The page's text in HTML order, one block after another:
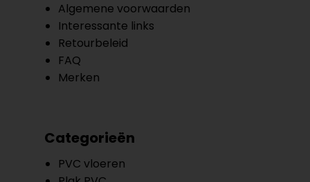
Algemene voorwaarden
Interessante links
Retourbeleid
FAQ
Merken
Categorieën
PVC vloeren